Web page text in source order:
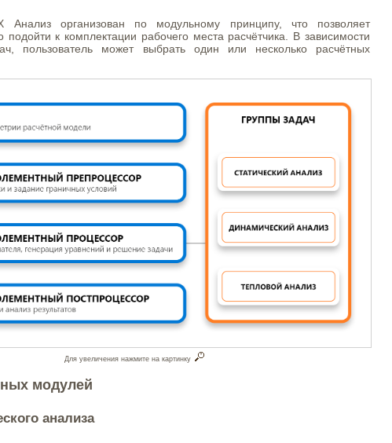
Анализ организован по модульному принципу, что позволяет
подойти к комплектации рабочего места расчётчика. В зависимости
пользователь может выбрать один или несколько расчётных
Для увеличения нажмите на картинку
модулей
анализа